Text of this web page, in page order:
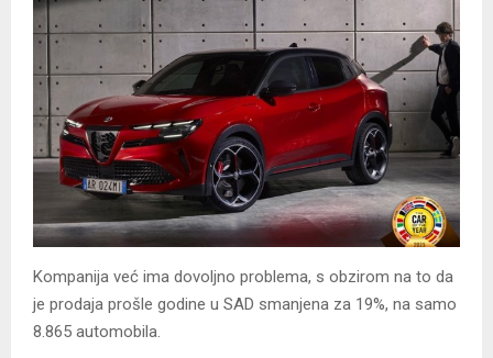
Kompanija već ima dovoljno problema, s obzirom na to da
je prodaja prošle godine u SAD smanjena za 19%, na samo
8.865 automobila.